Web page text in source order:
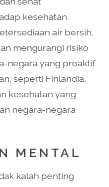
kesehatan
air bersih,
mengurangi risiko
negara yang proaktif
seperti Finlandia,
kesehatan yang
negara-negara
MENTAL
kalah penting